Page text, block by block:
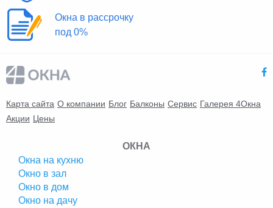
Окна в рассрочку
под 0%
Карта сайта О компании Блог Балконы Сервис Галерея 4Окна
Акции Цены
ОКНА
Окна на кухню
Окно в зал
Окно в дом
Окно на дачу